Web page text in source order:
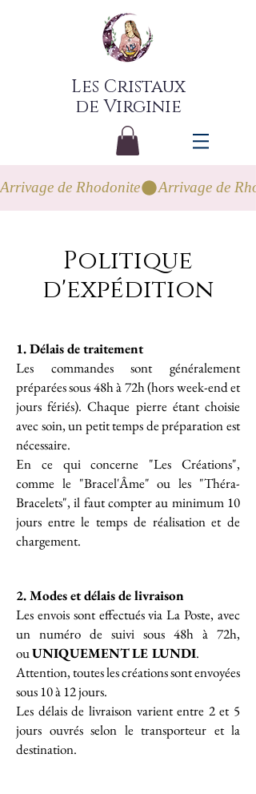
Les Cristaux
de Virginie
Arrivage de Rhodonite
Politique
d'expédition
1.Délais de traitement
Les commandes sont généralement
préparées sous 48h à 72h (hors week-end et
jours fériés).Chaque pierre étant choisie
avec soin, un petit temps de préparation est
nécessaire.
En ce qui concerne "Les Créations",
comme le "Bracel'Âme" ou les "Théra-
Bracelets", il faut compter au minimum 10
jours entre le temps de réalisation et de
chargement.
2.Modes et délais de livraison
Les envois sont effectués via La Poste, avec
un numéro de suivi sous 48h à 72h,
ouUNIQUEMENT LE LUNDI.
Attention, toutes les créations sont envoyées
sous 10 à 12 jours.
Les délais de livraison varient entre 2 et 5
jours ouvrés selon le transporteur et la
destination.